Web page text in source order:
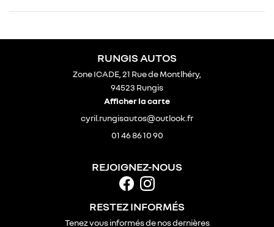
RUNGIS AUTOS
Zone ICADE, 21 Rue de Montlhéry,
94523 Rungis
Afficher la carte
01 46 86 10 90
REJOIGNEZ-NOUS
RESTEZ INFORMÉS
Tenez vous informés de nos dernières